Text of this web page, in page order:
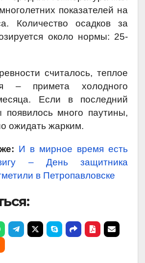
показателей на
Количество осадков за
около нормы: 25-
считалось, теплое
– примета холодного
Если в последний
появилось много паутины,
ожидать жарким.
И в мирное время есть
– День защитника
в Петропавловске